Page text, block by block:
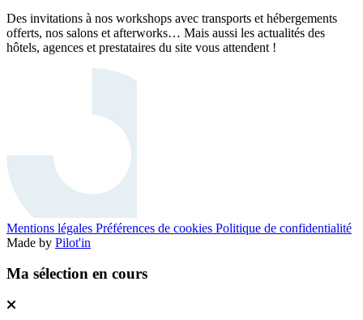
Des invitations à nos workshops avec transports et hébergements
offerts, nos salons et afterworks… Mais aussi les actualités des
hôtels, agences et prestataires du site vous attendent !
Mentions légales Préférences de cookies Politique de confidentialité
Made by Pilot'in
Ma sélection en cours